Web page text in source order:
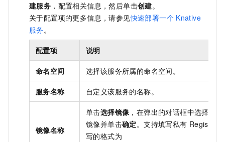
建服务 ，配置相关信息，然后单击创建。
关于配置项的更多信息，请参见快速部署一个 Knative
服务。
配置项 说明
命名空间 选择该服务所属的命名空间。
服务名称 自定义该服务的名称。
镜像名称
单击选择镜像 ，在弹出的对话框中选择所
镜像并单击确定。支持填写私有 Registry
写的格式为